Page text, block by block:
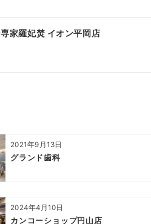
家羅妃焚 イオン平岡店
2021年9月13日
グランド歯科
2024年4月10日
カンコーショップ円山店